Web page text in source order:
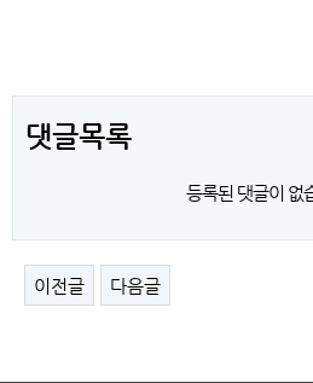
댓글목록
등록된 댓글이 없
이전글 다음글